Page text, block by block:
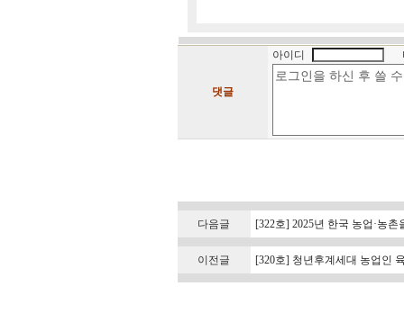
댓글
아이디
다음글 [322호] 2025년 한국 농업·농
이전글 [320호] 청년후계세대 농업인